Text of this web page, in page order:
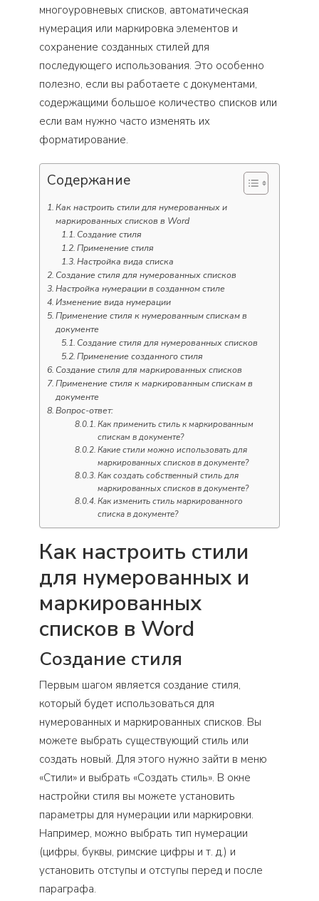
многоуровневых списков, автоматическая
нумерация или маркировка элементов и
сохранение созданных стилей для
последующего использования. Это особенно
полезно, если вы работаете с документами,
содержащими большое количество списков или
если вам нужно часто изменять их
форматирование.
Содержание
Как настроить стили для нумерованных и
маркированных списков в Word
Создание стиля
Применение стиля
Настройка вида списка
Создание стиля для нумерованных списков
Настройка нумерации в созданном стиле
Изменение вида нумерации
Применение стиля к нумерованным спискам в
документе
Создание стиля для нумерованных списков
Применение созданного стиля
Создание стиля для маркированных списков
Применение стиля к маркированным спискам в
документе
Вопрос-ответ:
Как применить стиль к маркированным
спискам в документе?
Какие стили можно использовать для
маркированных списков в документе?
Как создать собственный стиль для
маркированных списков в документе?
Как изменить стиль маркированного
списка в документе?
Как настроить стили
для нумерованных и
маркированных
списков в Word
Создание стиля
Первым шагом является создание стиля,
который будет использоваться для
нумерованных и маркированных списков. Вы
можете выбрать существующий стиль или
создать новый. Для этого нужно зайти в меню
«Стили» и выбрать «Создать стиль». В окне
настройки стиля вы можете установить
параметры для нумерации или маркировки.
Например, можно выбрать тип нумерации
(цифры, буквы, римские цифры и т. д.) и
установить отступы и отступы перед и после
параграфа.